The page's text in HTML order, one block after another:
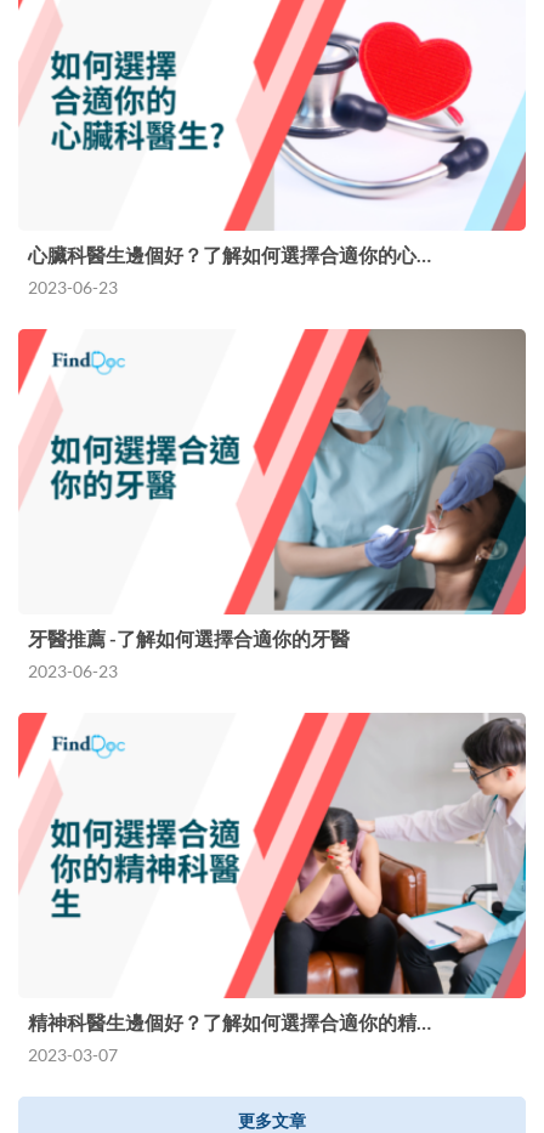
心臟科醫生邊個好？了解如何選擇合適你的心…
2023-06-23
牙醫推薦 -了解如何選擇合適你的牙醫
2023-06-23
精神科醫生邊個好？了解如何選擇合適你的精…
2023-03-07
更多文章